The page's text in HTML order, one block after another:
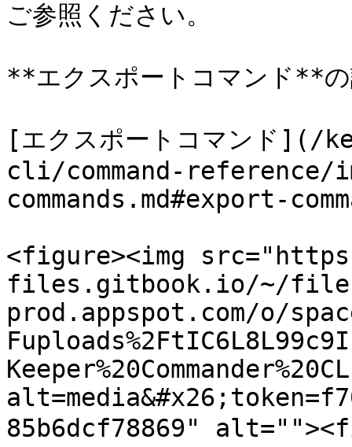
ご参照ください。
**エクスポートコマンド**の
[エクスポートコマンド](/
cli/command-
commands.md#export-
<figure><img
files.gitbook.io/~/
prod.appspot.com/o/
85b6dcf78869"